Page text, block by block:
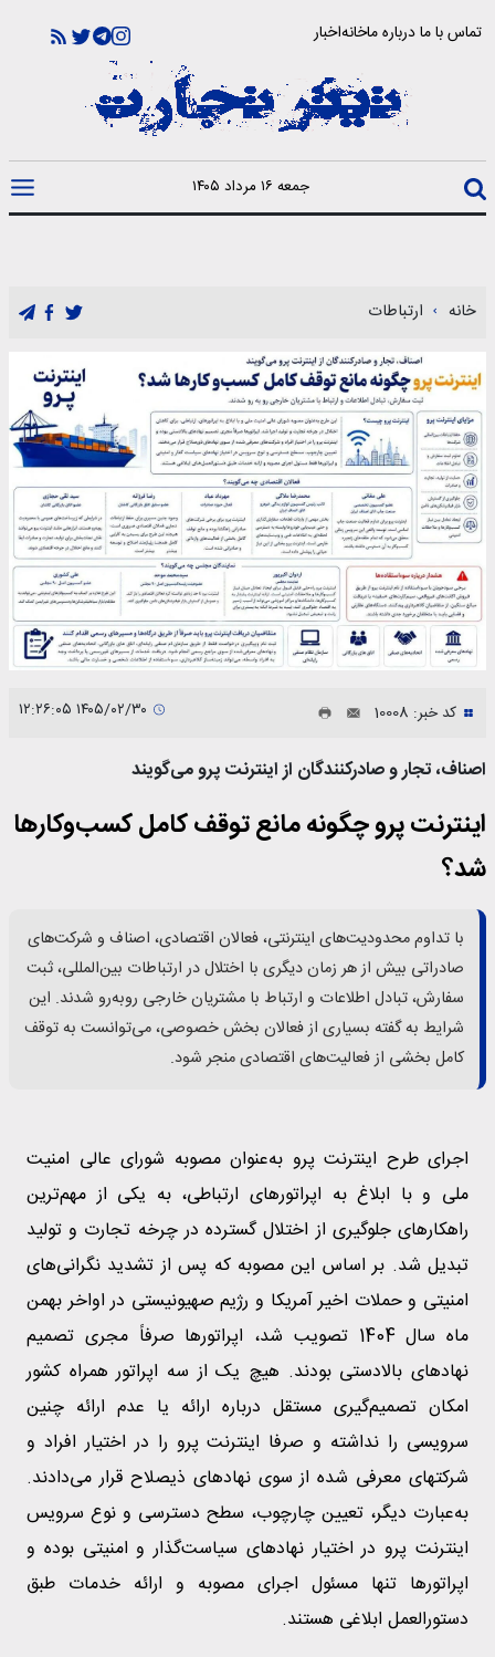
تماس با مادرباره ماخانهاخبار
جمعه ۱۶ مرداد ۱۴۰۵
خانه ارتباطات
کد خبر: 10008
اصناف، تجار و صادرکنندگان از اینترنت پرو می‌گویند
اینترنت پرو چگونه مانع توقف کامل کسب‌وکارها
شد؟
با تداوم محدودیت‌های اینترنتی، فعالان اقتصادی، اصناف و شرکت‌های
صادراتی بیش از هر زمان دیگری با اختلال در ارتباطات بین‌المللی، ثبت
سفارش، تبادل اطلاعات و ارتباط با مشتریان خارجی روبه‌رو شدند. این
شرایط به گفته بسیاری از فعالان بخش خصوصی، می‌توانست به توقف
کامل بخشی از فعالیت‌های اقتصادی منجر شود.
اجرای طرح اینترنت پرو به‌عنوان مصوبه شورای عالی امنیت
ملی و با ابلاغ به اپراتورهای ارتباطی، به یکی از مهم‌ترین
راهکارهای جلوگیری از اختلال گسترده در چرخه تجارت و تولید
تبدیل شد. بر اساس این مصوبه که پس از تشدید نگرانی‌های
امنیتی و حملات اخیر آمریکا و رژیم صهیونیستی در اواخر بهمن
ماه سال 1404 تصویب شد، اپراتورها صرفاً مجری تصمیم
نهادهای بالادستی بودند. هیچ یک از سه اپراتور همراه کشور
امکان تصمیم‌گیری مستقل درباره ارائه یا عدم ارائه چنین
سرویسی را نداشته و صرفا اینترنت پرو را در اختیار افراد و
شرکتهای معرفی شده از سوی نهادهای ذیصلاح قرار می‌دادند.
به‌عبارت دیگر، تعیین چارچوب، سطح دسترسی و نوع سرویس
اینترنت پرو در اختیار نهادهای سیاست‌گذار و امنیتی بوده و
اپراتورها تنها مسئول اجرای مصوبه و ارائه خدمات طبق
دستورالعمل ابلاغی هستند.